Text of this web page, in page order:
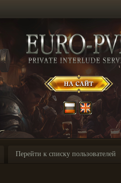
Перейти к списку пользователей